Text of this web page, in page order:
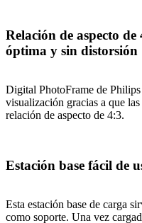
Relación de aspecto
óptima y sin distorsión
Digital PhotoFrame de
visualización gracias a que
relación de aspecto de 4:3.
Estación base fácil de
Esta estación base de carga
como soporte. Una vez